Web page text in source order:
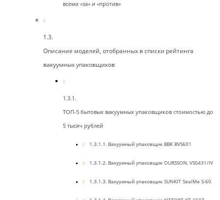
всеми «за» и «против»
Описание моделей, отобранных в списки рейтинга
вакуумных упаковщиков
ТОП-5 бытовых вакуумных упаковщиков стоимостью до
5 тысяч рублей
Вакуумный упаковщик BBK BVS601
Вакуумный упаковщик OURSSON, VS0431/IV
Вакуумный упаковщик SUNKIT SealMe S-60